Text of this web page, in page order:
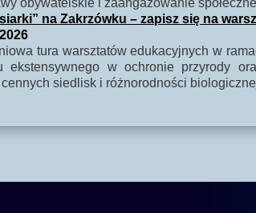
obywatelskie i zaangażowanie
na Zakrzówku – zapisz się na
tura warsztatów edukacyjnych w
ekstensywnego w ochronie przyrody
siedlisk i różnorodności